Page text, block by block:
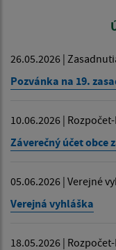
26.05.2026 |
Pozvánka na 19.
10.06.2026 |
Záverečný účet obce
05.06.2026 | Verejné
Verejná vyhláška
18.05.2026 |